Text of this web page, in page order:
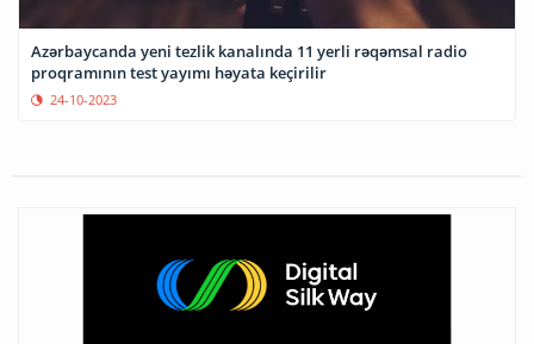
Azərbaycanda yeni tezlik kanalında 11 yerli rəqəmsal radio
proqramının test yayımı həyata keçirilir
24-10-2023